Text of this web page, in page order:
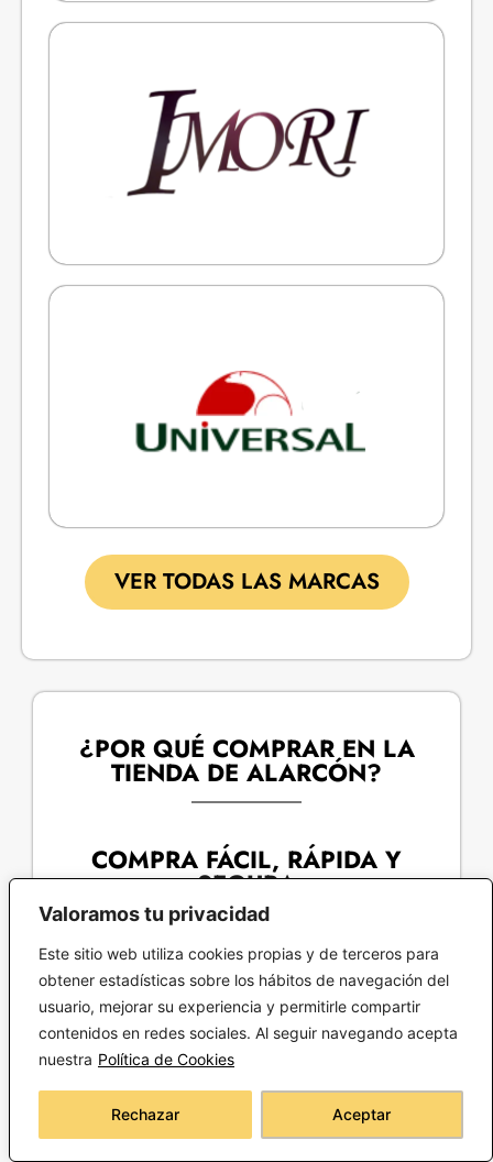
Valoramos tu privacidad
Este sitio web utiliza cookies propias y de terceros para
obtener estadísticas sobre los hábitos de navegación del
usuario, mejorar su experiencia y permitirle compartir
contenidos en redes sociales. Al seguir navegando acepta
nuestra Política de Cookies
Rechazar Aceptar
VER TODAS LAS MARCAS
¿POR QUÉ COMPRAR EN LA
TIENDA DE ALARCÓN?​
COMPRA FÁCIL, RÁPIDA Y
SEGURA
PASO 1
Busca productos en nuestra web